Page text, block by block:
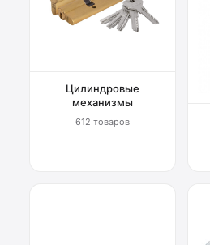
Цилиндровые
механизмы
612 товаров